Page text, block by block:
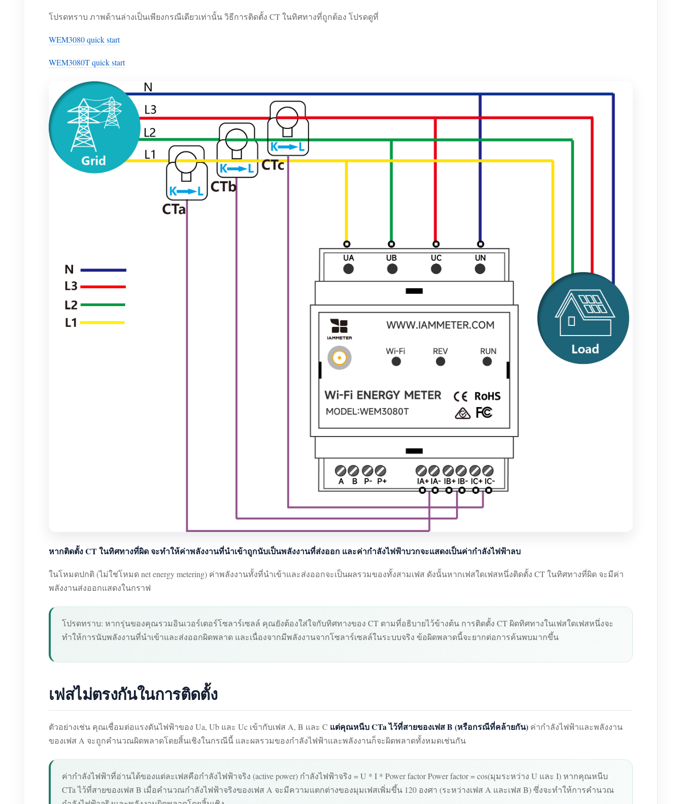
โปรดทราบ ภาพด้านล่างเป็นเพียงกรณีเดียวเท่านั้น วิธีการติดตั้ง CT ในทิศทางที่ถูกต้อง โปรดดูที่
WEM3080 quick start
WEM3080T quick start
หากติดตั้ง CT ในทิศทางที่ผิด จะทำให้ค่าพลังงานที่นำเข้าถูกนับเป็นพลังงานที่ส่งออก และค่ากำลังไฟฟ้าบวกจะแสดงเป็นค่ากำลังไฟฟ้าลบ
ในโหมดปกติ (ไม่ใช่โหมด net energy metering) ค่าพลังงานทั้งที่นำเข้าและส่งออกจะเป็นผลรวมของทั้งสามเฟส ดังนั้นหากเฟสใดเฟสหนึ่งติดตั้ง CT ในทิศทางที่ผิด จะมีค่า
พลังงานส่งออกแสดงในกราฟ
โปรดทราบ: หากรุ่นของคุณรวมอินเวอร์เตอร์โซลาร์เซลล์ คุณยังต้องใส่ใจกับทิศทางของ CT ตามที่อธิบายไว้ข้างต้น การติดตั้ง CT ผิดทิศทางในเฟสใดเฟสหนึ่งจะ
ทำให้การนับพลังงานที่นำเข้าและส่งออกผิดพลาด และเนื่องจากมีพลังงานจากโซลาร์เซลล์ในระบบจริง ข้อผิดพลาดนี้จะยากต่อการค้นพบมากขึ้น
เฟสไม่ตรงกันในการติดตั้ง
ตัวอย่างเช่น คุณเชื่อมต่อแรงดันไฟฟ้าของ Ua, Ub และ Uc เข้ากับเฟส A, B และ C แต่คุณหนีบ CTa ไว้ที่สายของเฟส B (หรือกรณีที่คล้ายกัน) ค่ากำลังไฟฟ้าและพลังงาน
ของเฟส A จะถูกคำนวณผิดพลาดโดยสิ้นเชิงในกรณีนี้ และผลรวมของกำลังไฟฟ้าและพลังงานก็จะผิดพลาดทั้งหมดเช่นกัน
ค่ากำลังไฟฟ้าที่อ่านได้ของแต่ละเฟสคือกำลังไฟฟ้าจริง (active power) กำลังไฟฟ้าจริง = U * I * Power factor Power factor = cos(มุมระหว่าง U และ I) หากคุณหนีบ
CTa ไว้ที่สายของเฟส B เมื่อคำนวณกำลังไฟฟ้าจริงของเฟส A จะมีความแตกต่างของมุมเฟสเพิ่มขึ้น 120 องศา (ระหว่างเฟส A และเฟส B) ซึ่งจะทำให้การคำนวณ